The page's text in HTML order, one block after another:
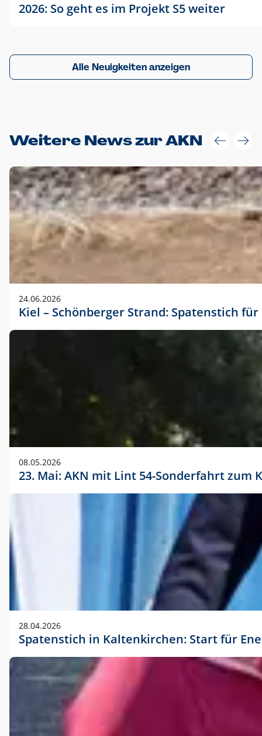
2026: So geht es im Projekt S5 weiter
Alle Neuigkeiten anzeigen
Weitere News zur AKN
24.06.2026
Kiel – Schönberger Strand: Spatenstich
08.05.2026
23. Mai: AKN mit Lint 54-Sonderfahrt
28.04.2026
Spatenstich in Kaltenkirchen: Start für